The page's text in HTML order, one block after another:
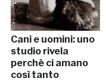
Cani e uomini: uno
studio rivela
perchè ci amano
così tanto